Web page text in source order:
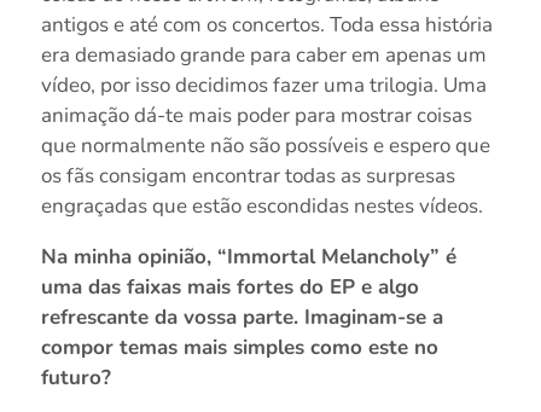
antigos e até com os concertos. Toda essa história
era demasiado grande para caber em apenas um
vídeo, por isso decidimos fazer uma trilogia. Uma
animação dá-te mais poder para mostrar coisas
que normalmente não são possíveis e espero que
os fãs consigam encontrar todas as surpresas
engraçadas que estão escondidas nestes vídeos.
Na minha opinião, “Immortal Melancholy” é
uma das faixas mais fortes do EP e algo
refrescante da vossa parte. Imaginam-se a
compor temas mais simples como este no
futuro?